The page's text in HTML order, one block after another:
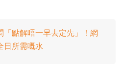
「點解唔一早去定先」！網
日所需嘅水